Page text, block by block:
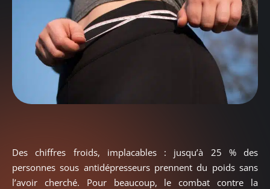
Des chiffres froids, implacables : jusqu’à 25 % des
personnes sous antidépresseurs prennent du poids sans
l’avoir cherché. Pour beaucoup, le combat contre la